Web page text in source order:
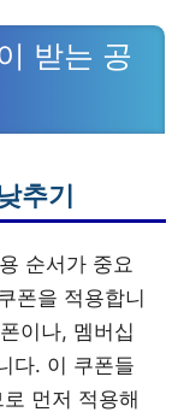
받는 공
추기
순서가 중요
폰을 적용합니
이나, 멤버십
다. 이 쿠폰들
먼저 적용해